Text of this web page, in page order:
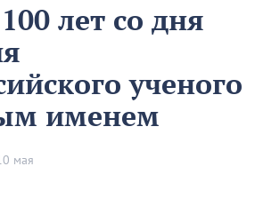
лет со дня
ученого
именем
мая